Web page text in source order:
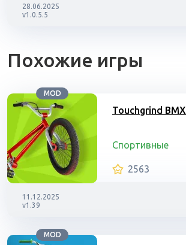
28.06.2025
v1.0.5.5
Похожие игры
MOD
Touchgrind BMX
Спортивные
2563
11.12.2025
v1.39
MOD